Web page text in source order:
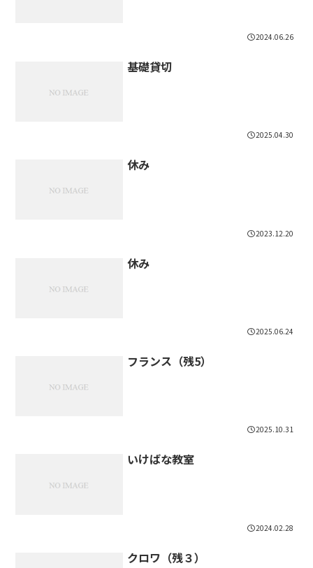
2024.06.26
基礎貸切
2025.04.30
休み
2023.12.20
休み
2025.06.24
フランス（残5）
2025.10.31
いけばな教室
2024.02.28
クロワ（残３）